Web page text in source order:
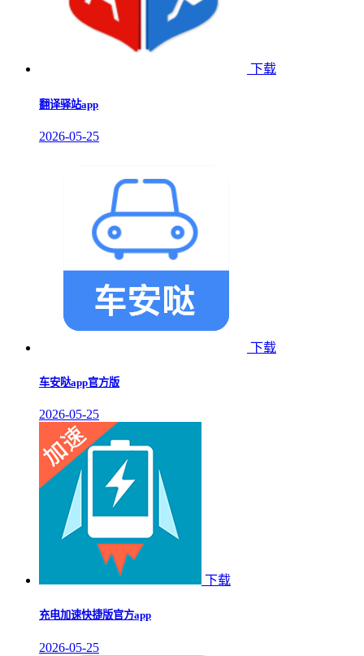
下载
翻译驿站app
2026-05-25
下载
车安哒app官方版
2026-05-25
下载
充电加速快捷版官方app
2026-05-25